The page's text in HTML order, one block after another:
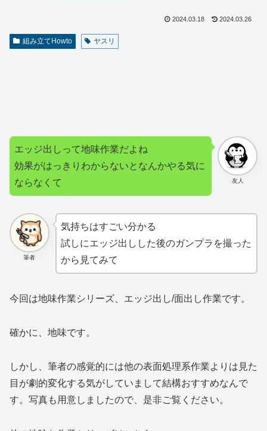
2024.03.18 2024.03.26
組み立てHowto ヤスリ
友人
エッジ出しって地味作業だよね
効果がはっきりわからないとなんかやる気に
ならなくて
筆者
気持ちはすごい分かる
試しにエッジ出しした後のガンプラを撮った
から見てみて
今回は地味作業シリーズ、エッジ出し/面出し作業です。
確かに、地味です。
しかし、筆者の感覚的には他の表面処理系作業よりは見た
目が劇的変化する気がしていまして結構おすすめなんで
す。写真も用意しましたので、是非ご覧ください。